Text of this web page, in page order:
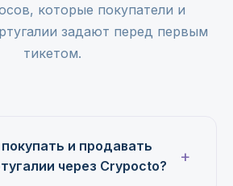
которые покупатели и
задают перед первым
тикетом.
и продавать
через Crypocto?